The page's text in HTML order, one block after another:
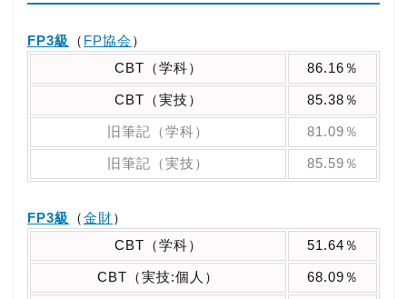
FP3級 （ FP協会 ）
CBT（学科）
86.16％
CBT（実技） 85.38％
旧筆記（学科） 81.09％
旧筆記（実技） 85.59％
FP3級 （金財）
CBT（学科）
51.64％
CBT（実技:個人） 68.09％